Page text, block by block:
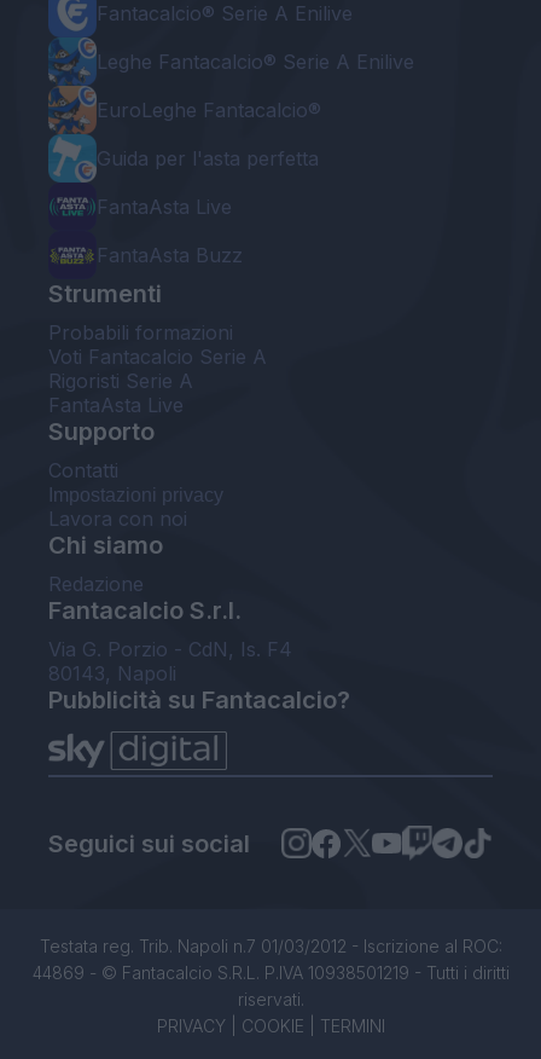
Fantacalcio® Serie A Enilive
Leghe Fantacalcio® Serie A Enilive
EuroLeghe Fantacalcio®
Guida per l'asta perfetta
FantaAsta Live
FantaAsta Buzz
Strumenti
Probabili formazioni
Voti Fantacalcio Serie A
Rigoristi Serie A
FantaAsta Live
Supporto
Contatti
Impostazioni privacy
Lavora con noi
Chi siamo
Redazione
Fantacalcio S.r.l.
Via G. Porzio - CdN, Is. F4
80143, Napoli
Pubblicità su Fantacalcio?
Seguici sui social
Testata reg. Trib. Napoli n.7 01/03/2012 - Iscrizione al ROC:
44869 - © Fantacalcio S.R.L. P.IVA 10938501219 - Tutti i diritti
riservati.
PRIVACY| COOKIE TERMINI